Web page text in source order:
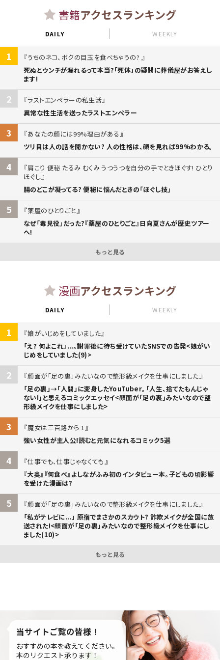
書籍アクセスランキング
DAILY WEEKLY
1
うちのネコ、ボクの目玉を食べちゃうの?
死ぬとウンチが漏れるって本当?「死体」の疑問に葬儀屋がお答えし
ます!
2
ラストエンペラーの私生活
異常な性生活を送ったラストエンペラー
3
あなたの顔には99%理由がある
ツリ目は人の話を聞かない? 人の性格は、顔を見れば99%わかる。
4
肩こり 便秘 たるみ むくみ うつうつを自分の手でときほぐす! ひとり
ほぐし
腸のどこが凝ってる? 便秘に悩んだときの「ほぐし技」
5
薬屋のひとりごと
なぜ「毒見役」だった?『薬屋のひとりごと』日向夏さんが歴史ツアー
へ!
もっと見る
漫画アクセスランキング
DAILY WEEKLY
1
娘がいじめをしていました
「え? 何よこれ」...。謝罪後に待ち受けていたSNSでの告発<娘がい
じめをしていました(9)>
2
顔面が「足の裏」みたいなので整形級メイクを仕事にしました
「足の裏」→「人間」に変身したYouTuber。「人生、捨てたもんじゃ
ない!」と思えるコミックエッセイ<顔面が「足の裏」みたいなので整
形級メイクを仕事にしました>
3
魔女は三百路から 1
強い女性が主人公!読むと元気になれるコミック5選
4
仕事でも、仕事じゃなくても
『大奥』『何食べ』よしながふみ初のインタビュー本。子どもの頃影響
を受けた漫画は?
5
顔面が「足の裏」みたいなので整形級メイクを仕事にしました
「私がテレビに...」 原宿でまさかのスカウト? 詐欺メイクが全国に放
送された!<顔面が「足の裏」みたいなので整形級メイクを仕事にし
ました(10)>
もっと見る
当サイトご覧の皆様！
おすすめの本を教えてください。
本のリクエスト承ります！